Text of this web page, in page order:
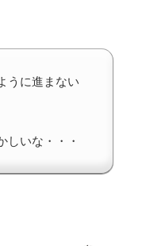
うに進まない
しいな・・・